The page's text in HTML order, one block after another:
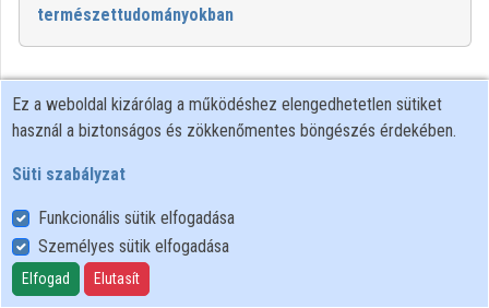
természettudományokban
Felhasználói szabályzat
Adatkezelési tájékoztató
Süti szabályzat
Ez a weboldal kizárólag a működéshez elengedhetetlen sütiket
használ a biztonságos és zökkenőmentes böngészés érdekében.
Süti szabályzat
Funkcionális sütik elfogadása
Személyes sütik elfogadása
Elfogad Elutasít